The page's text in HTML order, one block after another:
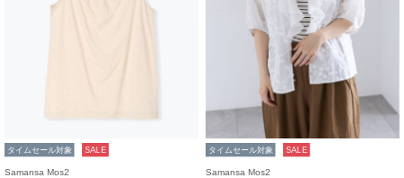
タイムセール対象 SALE
Samansa Mos2
タイムセール対象 SALE
Samansa Mos2